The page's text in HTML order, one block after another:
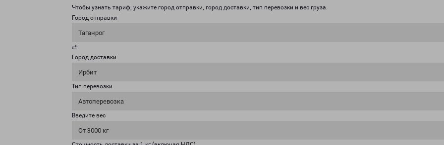
Чтобы узнать тариф, укажите город отправки, город доставки, тип перевозки и вес груза.
Город отправки
Таганрог
⇄
Город доставки
Ирбит
Тип перевозки
Автоперевозка
Введите вес
От 3000 кг